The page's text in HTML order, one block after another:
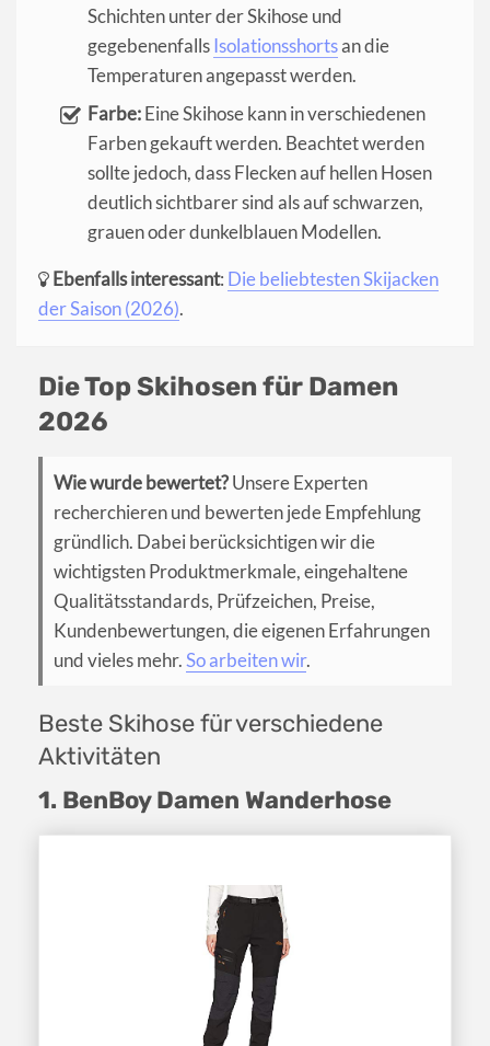
Schichten unter der Skihose und
gegebenenfallsIsolationsshortsan die
Temperaturen angepasst werden.
Farbe:Eine Skihose kann in verschiedenen
Farben gekauft werden. Beachtet werden
sollte jedoch, dass Flecken auf hellen Hosen
deutlich sichtbarer sind als auf schwarzen,
grauen oder dunkelblauen Modellen.
Ebenfalls interessant: Die beliebtesten Skijacken
der Saison (2026).
Die Top Skihosen für Damen
2026
Wie wurde bewertet?Unsere Experten
recherchieren und bewerten jede Empfehlung
gründlich. Dabei berücksichtigen wir die
wichtigsten Produktmerkmale, eingehaltene
Qualitätsstandards, Prüfzeichen, Preise,
Kundenbewertungen, die eigenen Erfahrungen
und vieles mehr.So arbeiten wir.
Beste Skihose für verschiedene
Aktivitäten
1. BenBoy Damen Wanderhose